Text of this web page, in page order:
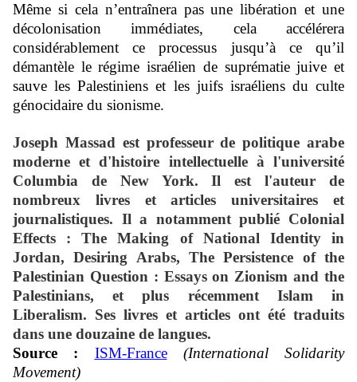
Même si cela n’entraînera pas une libération et une
décolonisation immédiates, cela accélérera
considérablement ce processus jusqu’à ce qu’il
démantèle le régime israélien de suprématie juive et
sauve les Palestiniens et les juifs israéliens du culte
génocidaire du sionisme.
Joseph Massad est professeur de politique arabe
moderne et d'histoire intellectuelle à l'université
Columbia de New York. Il est l'auteur de
nombreux livres et articles universitaires et
journalistiques. Il a notamment publié Colonial
Effects : The Making of National Identity in
Jordan, Desiring Arabs, The Persistence of the
Palestinian Question : Essays on Zionism and the
Palestinians, et plus récemment Islam in
Liberalism. Ses livres et articles ont été traduits
dans une douzaine de langues.
Source :
ISM-France
(International Solidarity
Movement)